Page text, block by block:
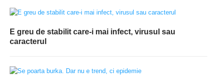
E greu de stabilit care-i mai infect, virusul sau
caracterul